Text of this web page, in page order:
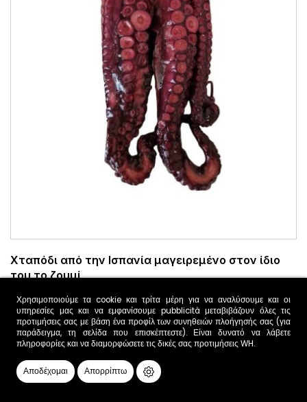
Χρησιμοποιούμε τα cookie και τρίτα μέρη για να αναλύσουμε και οι
υπηρεσίες μας και να εμφανίσουμε pubblicità μεταβιβάζουν όλες τις
προτιμήσεις σας με βάση ένα προφίλ των συνηθειών πλοήγησής σας (για
παράδειγμα, τη σελίδα που επισκέπτεστε). Είναι δυνατό να λάβετε
πληροφορίες και να διαμορφώσετε τις δικές σας προτιμήσεις WH.
Αποδέχομαι Απορρίπτω
Χταπόδι από την Ισπανία μαγειρεμένο στον ίδιο
του το ζουμί
19,78 €
